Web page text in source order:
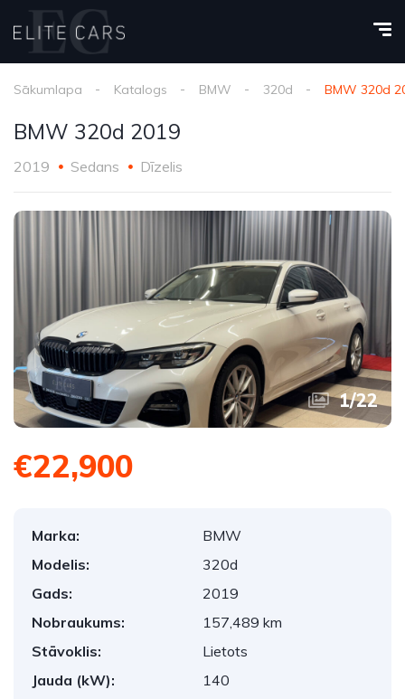
Sākumlapa Katalogs BMW 320d BMW 320d
BMW 320d 2019
2019 Sedans Dīzelis
1/22
€22,900
Marka:
BMW
Modelis:
320d
Gads:
2019
Nobraukums:
157,489 km
Stāvoklis:
Lietots
Jauda (kW):
140